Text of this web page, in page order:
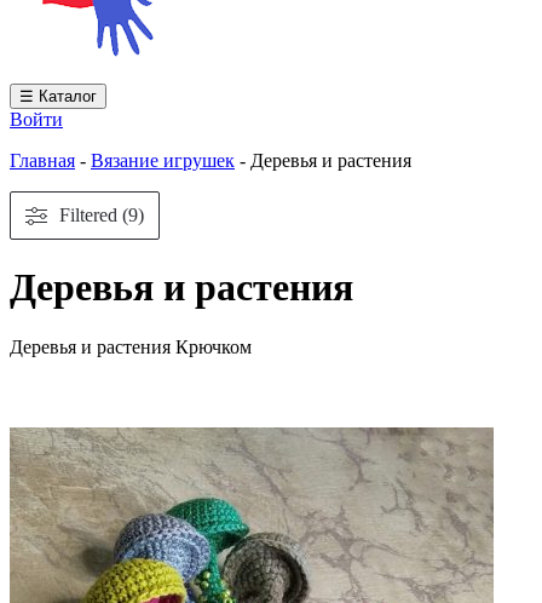
☰ Каталог
Войти
Главная - Вязание игрушек - Деревья и растения
Filtered (9)
Деревья и растения
Деревья и растения Крючком